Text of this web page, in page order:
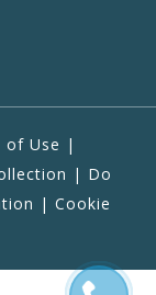
of Use |
| Do
| Cookie